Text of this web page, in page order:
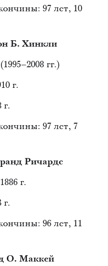
97 лет, 10
Б. Хинкли
гг.)
г.
г.
97 лет, 7
Ричардс
г.
г.
96 лет, 11
О. Маккей